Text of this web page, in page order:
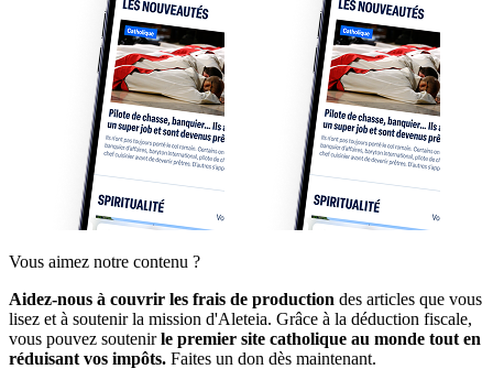
Vous aimez notre contenu ?
Aidez-nous à couvrir les frais de production des articles que vous
lisez et à soutenir la mission d'Aleteia. Grâce à la déduction fiscale,
vous pouvez soutenirle premier site catholique au monde tout en
réduisant vos impôts. Faites un don dès maintenant.